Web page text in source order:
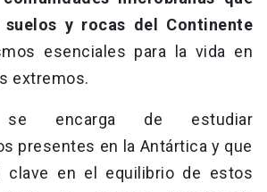
y rocas del Continente
esenciales para la vida en
extremos.
encarga de estudiar
presentes en la Antártica y que
clave en el equilibrio de estos